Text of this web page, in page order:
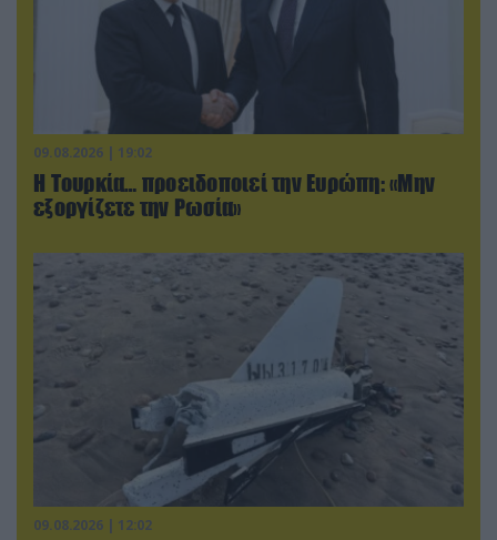
09.08.2026 | 19:02
Η Τουρκία… προειδοποιεί την Ευρώπη: «Μην
εξοργίζετε την Ρωσία»
09.08.2026 | 12:02